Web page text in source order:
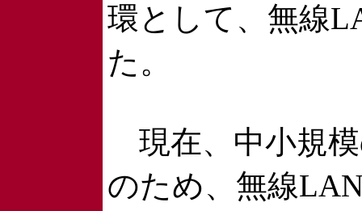
環として、無線
た。
現在、中小規
のため、無線